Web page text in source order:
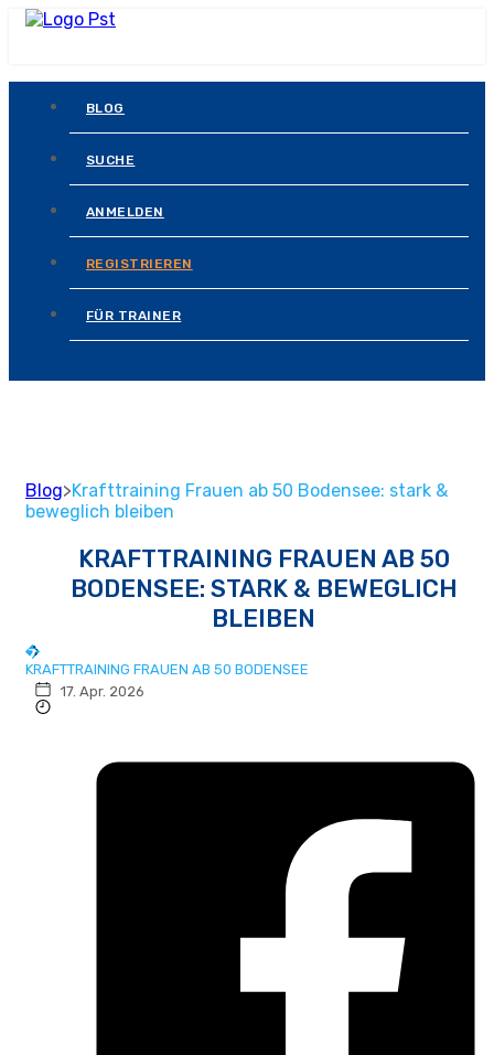
BLOG
SUCHE
ANMELDEN
REGISTRIEREN
FÜR TRAINER
Blog>Krafttraining Frauen ab 50 Bodensee: stark &
beweglich bleiben
KRAFTTRAINING FRAUEN AB 50
BODENSEE: STARK & BEWEGLICH
BLEIBEN
KRAFTTRAINING FRAUEN AB 50 BODENSEE
17. Apr. 2026